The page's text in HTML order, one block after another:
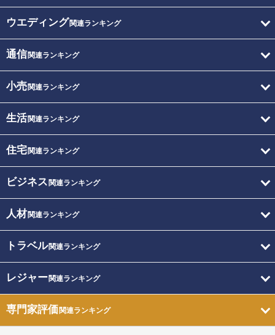
ウエディング関連ランキング
通信関連ランキング
小売関連ランキング
生活関連ランキング
住宅関連ランキング
ビジネス 関連ランキング
人材関連ランキング
トラベル関連ランキング
レジャー関連ランキング
専門家評価関連ランキング